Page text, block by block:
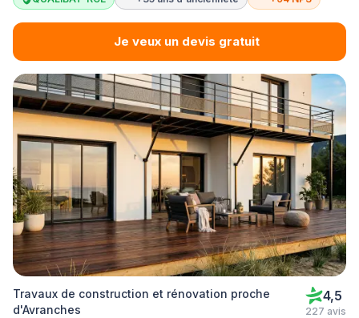
Je veux un devis gratuit
Travaux de construction et rénovation proche
d'Avranches
4,5
227 avis